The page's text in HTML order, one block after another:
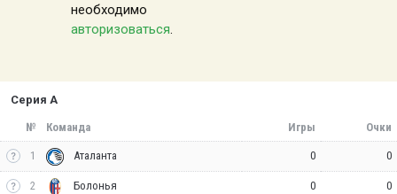
необходимо
авторизоваться.
Серия А
№ Команда Игры Очки
1 Аталанта 0 0
2 Болонья 0 0